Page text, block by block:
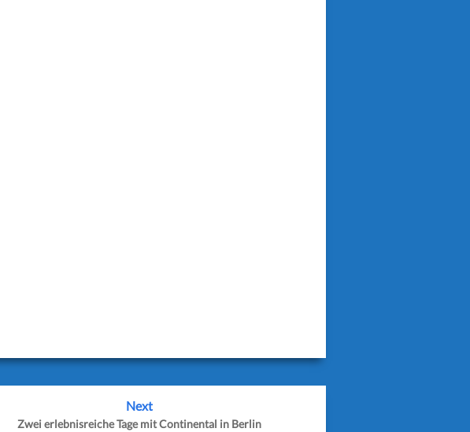
Next
Zwei erlebnisreiche Tage mit Continental in Berlin